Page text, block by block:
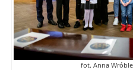
fot. Anna